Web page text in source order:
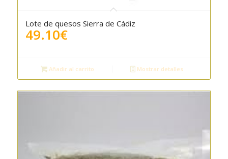
5.00
Lote de quesos Sierra de Cádiz
49.10€
Añadir al carrito Mostrar detalles